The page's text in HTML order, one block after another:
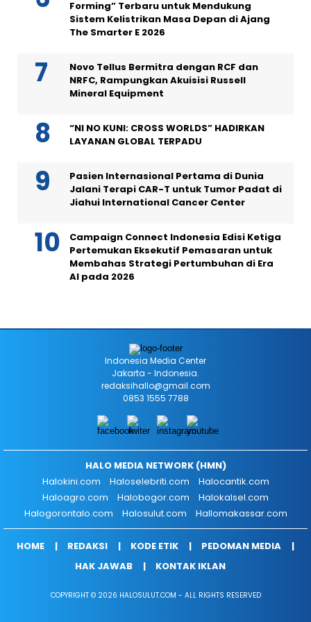
Forming” Terbaru untuk Mendukung
Sistem Kelistrikan Masa Depan di Ajang
The Smarter E 2026
Novo Tellus Bermitra dengan RCF dan
NRFC, Rampungkan Akuisisi Russell
Mineral Equipment
“NI NO KUNI: CROSS WORLDS” HADIRKAN
LAYANAN GLOBAL TERPADU
Pasien Internasional Pertama di Dunia
Jalani Terapi CAR-T untuk Tumor Padat di
Jiahui International Cancer Center
Campaign Connect Indonesia Edisi Ketiga
Pertemukan Eksekutif Pemasaran untuk
Membahas Strategi Pertumbuhan di Era
AI pada 2026
Indonesia Media Center
Jakarta - Indonesia.
redaksihallo@gmail.com
0853 1555 7788
HALO MEDIA NETWORK (HMN)
Halokini.com
Haloselebriti.com
Halocantik.com
Haloagro.com
Halobogor.com
Halokalsel.com
Halogorontalo.com
Halosulut.com Hallomakassar.com
HOME REDAKSI KODE ETIK
PEDOMAN MEDIA
HAK JAWAB
KONTAK IKLAN
COPYRIGHT © 2026 HALOSULUT.COM - ALL RIGHTS RESERVED